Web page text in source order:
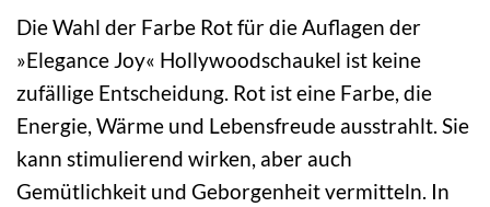
Die Wahl der Farbe Rot für die Auflagen der
»Elegance Joy« Hollywoodschaukel ist keine
zufällige Entscheidung. Rot ist eine Farbe, die
Energie, Wärme und Lebensfreude ausstrahlt. Sie
kann stimulierend wirken, aber auch
Gemütlichkeit und Geborgenheit vermitteln. In